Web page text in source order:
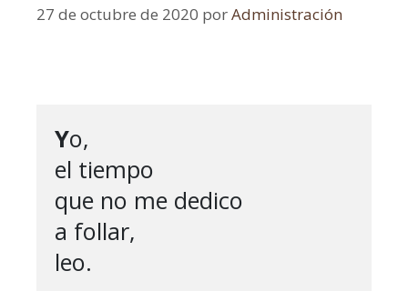
27 de octubre de 2020 porAdministración
Yo,
el tiempo
que no me dedico
a follar,
leo.